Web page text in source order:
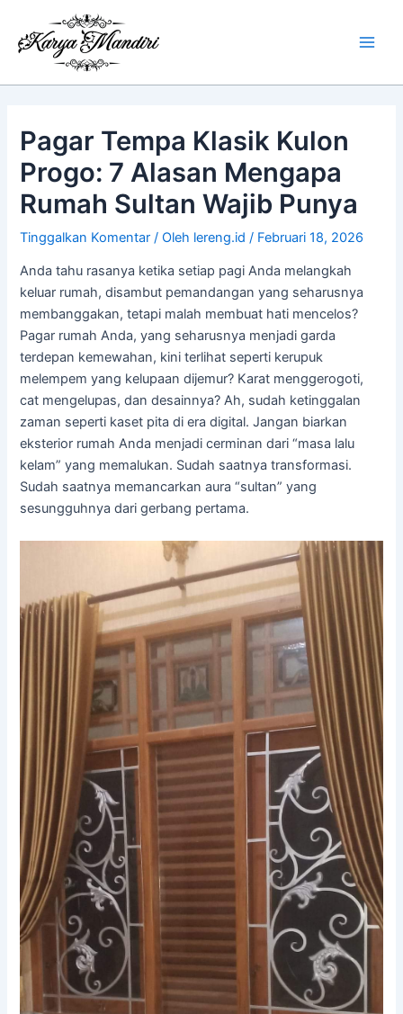
konten
Pagar Tempa Klasik Kulon
Progo: 7 Alasan Mengapa
Rumah Sultan Wajib Punya
Tinggalkan Komentar / Oleh lereng.id/ Februari 18, 2026
Anda tahu rasanya ketika setiap pagi Anda melangkah
keluar rumah, disambut pemandangan yang seharusnya
membanggakan, tetapi malah membuat hati mencelos?
Pagar rumah Anda, yang seharusnya menjadi garda
terdepan kemewahan, kini terlihat seperti kerupuk
melempem yang kelupaan dijemur? Karat menggerogoti,
cat mengelupas, dan desainnya? Ah, sudah ketinggalan
zaman seperti kaset pita di era digital. Jangan biarkan
eksterior rumah Anda menjadi cerminan dari “masa lalu
kelam” yang memalukan. Sudah saatnya transformasi.
Sudah saatnya memancarkan aura “sultan” yang
sesungguhnya dari gerbang pertama.